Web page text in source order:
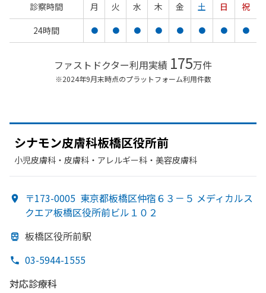
診察時間 月 火 水 木 金 土 日
祝
24時間
● ● ● ● ● ● ● ●
ファストドクター利用実績 175万件
※2024年9月末時点のプラットフォーム利用件数
シナモン皮膚科板橋区役所前
小児皮膚科・​皮膚科・​アレルギー科・​美容皮膚科
〒173-0005 東京都板橋区仲宿６３－５ メディカルス
クエア板橋区役所前ビル１０２
板橋区役所前駅
03-5944-1555
対応診療科